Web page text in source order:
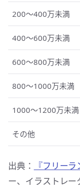
200〜400万未満
400〜600万未満
600〜800万未満
800〜1000万未満
1000〜1200万未満
その他
出典： 『フリー
ー、イラストレー